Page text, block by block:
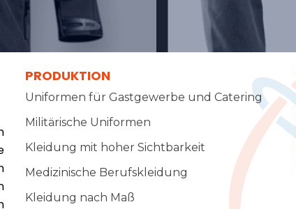
PRODUKTION
Uniformen für Gastgewerbe und Catering
Militärische Uniformen
Kleidung mit hoher Sichtbarkeit
Medizinische Berufskleidung
Kleidung nach Maß